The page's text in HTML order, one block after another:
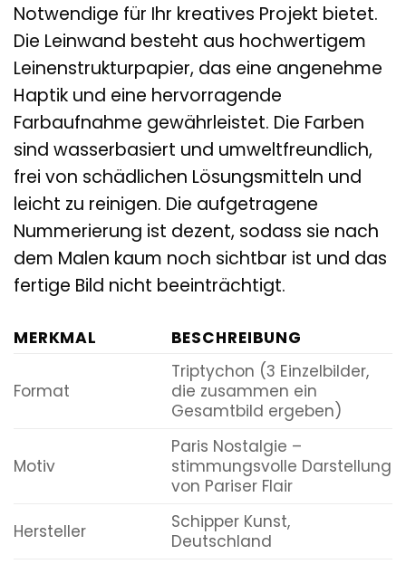
Notwendige für Ihr kreatives Projekt bietet.
Die Leinwand besteht aus hochwertigem
Leinenstrukturpapier, das eine angenehme
Haptik und eine hervorragende
Farbaufnahme gewährleistet. Die Farben
sind wasserbasiert und umweltfreundlich,
frei von schädlichen Lösungsmitteln und
leicht zu reinigen. Die aufgetragene
Nummerierung ist dezent, sodass sie nach
dem Malen kaum noch sichtbar ist und das
fertige Bild nicht beeinträchtigt.
MERKMAL BESCHREIBUNG
Format
Triptychon (3 Einzelbilder,
die zusammen ein
Gesamtbild ergeben)
Motiv
Paris Nostalgie –
stimmungsvolle Darstellung
von Pariser Flair
Hersteller
Schipper Kunst,
Deutschland